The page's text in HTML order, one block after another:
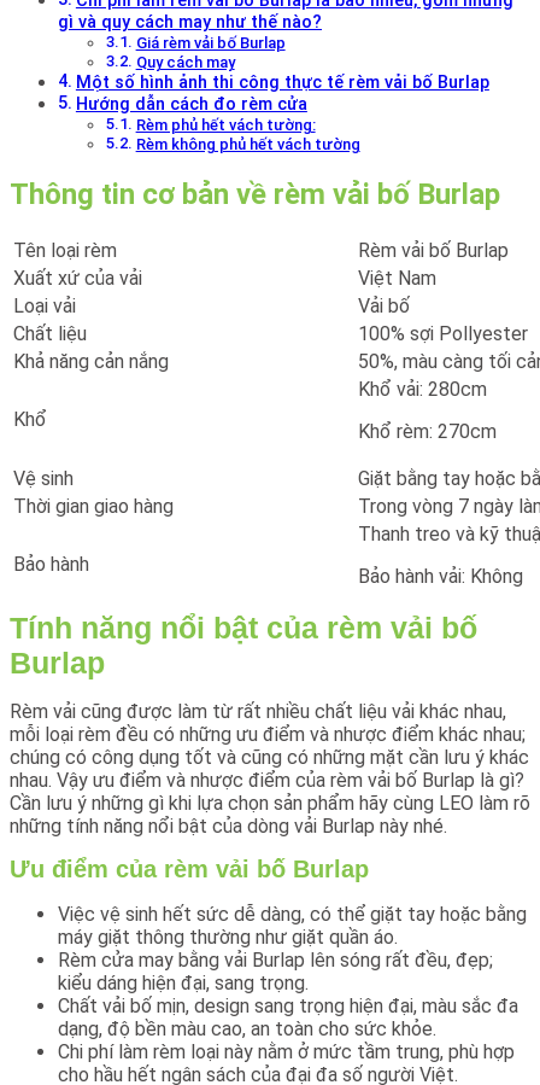
gì và quy cách may như thế nào?
Giá rèm vải bố Burlap
Quy cách may
Một số hình ảnh thi công thực tế rèm vải bố Burlap
Hướng dẫn cách đo rèm cửa
Rèm phủ hết vách tường:
Rèm không phủ hết vách tường
Thông tin cơ bản về rèm vải bố Burlap
Tên loại rèm
Rèm vải bố Burlap
Xuất xứ của vải
Việt Nam
Loại vải
Vải bố
Chất liệu
100% sợi Pollyester
Khả năng cản nắng
50%, màu càng tối
Khổ
Khổ vải: 280cm
Khổ rèm: 270cm
Vệ sinh
Giặt bằng tay hoặc
Thời gian giao hàng
Trong vòng 7 ngày
Bảo hành
Thanh treo và kỹ
Bảo hành vải: Không
Tính năng nổi bật của rèm vải bố
Burlap
Rèm vải cũng được làm từ rất nhiều chất liệu vải khác nhau,
mỗi loại rèm đều có những ưu điểm và nhược điểm khác nhau;
chúng có công dụng tốt và cũng có những mặt cần lưu ý khác
nhau. Vậy ưu điểm và nhược điểm của rèm vải bố Burlap là gì?
Cần lưu ý những gì khi lựa chọn sản phẩm hãy cùng LEO làm rõ
những tính năng nổi bật của dòng vải Burlap này nhé.
Ưu điểm của rèm vải bố Burlap
Việc vệ sinh hết sức dễ dàng, có thể giặt tay hoặc bằng
máy giặt thông thường như giặt quần áo.
Rèm cửa may bằng vải Burlap lên sóng rất đều, đẹp;
kiểu dáng hiện đại, sang trọng.
Chất vải bố mịn, design sang trọng hiện đại, màu sắc đa
dạng, độ bền màu cao, an toàn cho sức khỏe.
Chi phí làm rèm loại này nằm ở mức tầm trung, phù hợp
cho hầu hết ngân sách của đại đa số người Việt.